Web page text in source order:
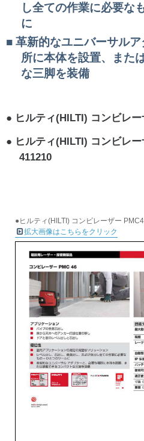
し全ての作業に必要な
に
革新的なユニバーサル
所に本体を設置、また
な三脚を装備
ヒルティ(HILTI) コンビレ
ヒルティ(HILTI) コンビレ
411210
●ヒルティ(HILTI) コンビレーザー
拡大画像はこちらをクリック